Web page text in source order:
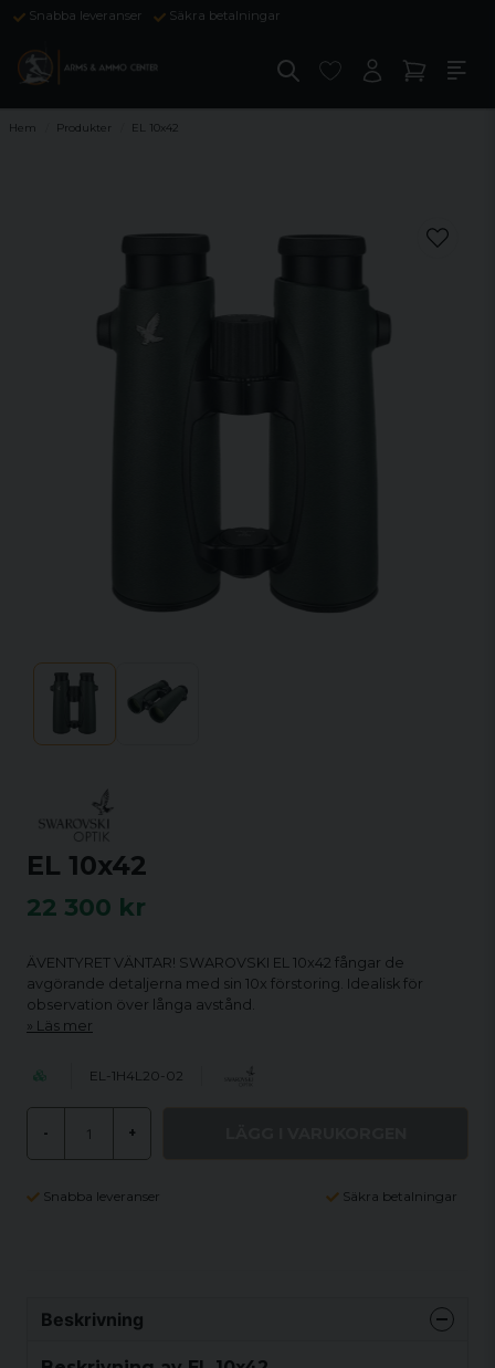
Snabba leveranser Säkra betalningar
Hem Produkter EL 10x42
EL 10x42
22 300 kr
ÄVENTYRET VÄNTAR! SWAROVSKI EL 10x42 fångar de
avgörande detaljerna med sin 10x förstoring. Idealisk för
observation över långa avstånd.
Läs mer
EL-1H4L20-02
- +
Snabba leveranser Säkra betalningar
Beskrivning